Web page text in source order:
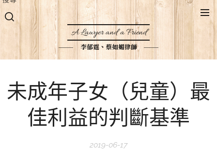
A Lawyer and a Friend
李郁霆、蔡如媚律師
未成年子女（兒童）最
佳利益的判斷基準
2019-06-17